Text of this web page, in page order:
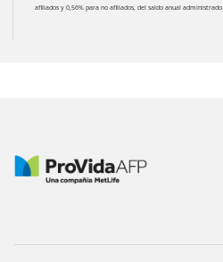
afiliados y 0,56% para no afiliados, del saldo anual administrado.